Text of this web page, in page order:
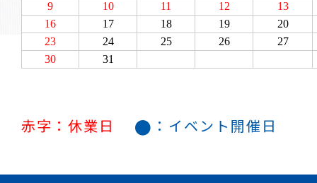
赤字：休業日 ● ：イベント開催日